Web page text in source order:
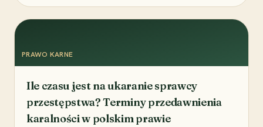
PRAWO KARNE
Ile czasu jest na ukaranie sprawcy
przestępstwa? Terminy przedawnienia
karalności w polskim prawie